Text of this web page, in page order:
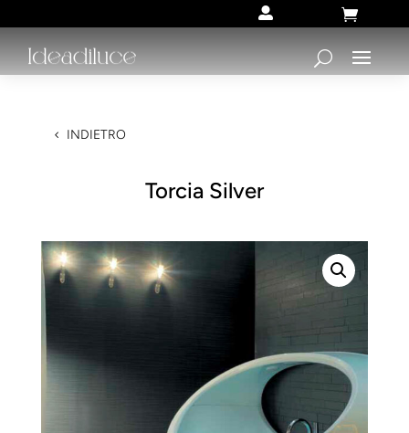
 
INDIETRO
Torcia Silver